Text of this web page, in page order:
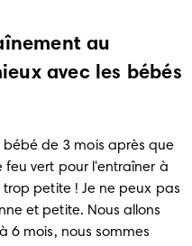
au
avec les bébés
de 3 mois après que
vert pour l'entraîner à
trop petite ! Je ne peux pas
et petite. Nous allons
6 mois, nous sommes